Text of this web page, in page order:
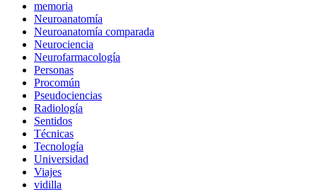
memoria
Neuroanatomía
Neuroanatomía comparada
Neurociencia
Neurofarmacología
Personas
Procomún
Pseudociencias
Radiología
Sentidos
Técnicas
Tecnología
Universidad
Viajes
vidilla